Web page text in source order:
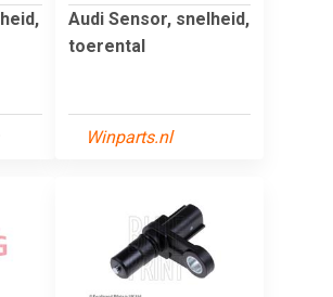
Audi Sensor, snelheid,
toerental
Winparts.nl